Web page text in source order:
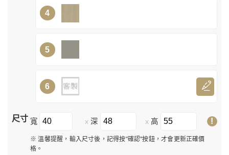
4
5
6
尺寸 寬 x 深 x 高 !
※ 溫馨提醒，輸入尺寸後，記得按"確認"按鈕，才會更新正確價
格。